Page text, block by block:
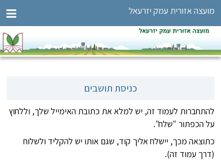
מועצה אזורית עמק יזרעאל
כניסת תושבים
להתחברות לעמוד זה, יש למלא את כתובת האימייל שלך, וללחוץ
על הכפתור "שלח".
כתוצאה מכך, יישלח אליך קוד, שגם אותו יש להקליד ולשלוח
(דרך עמוד זה).